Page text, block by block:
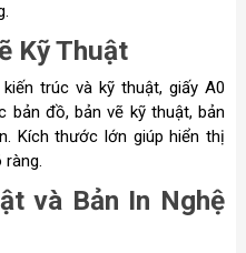
Kỹ Thuật
trúc và kỹ thuật, giấy A0
đồ, bản vẽ kỹ thuật, bản
Kích thước lớn giúp hiển thị
và Bản In Nghệ